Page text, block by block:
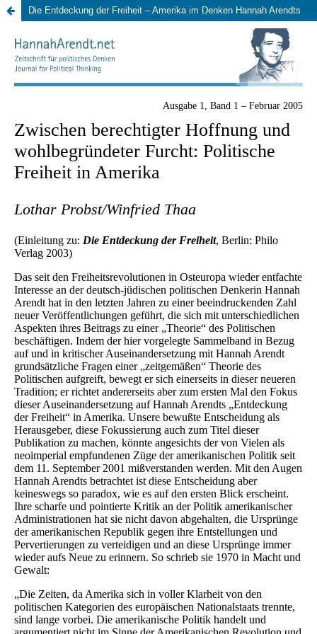
Die Entdeckung der Freiheit – Amerika im Denken Hannah Arendts